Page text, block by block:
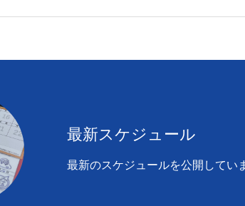
最新スケジュール
最新のスケジュールを公開してい